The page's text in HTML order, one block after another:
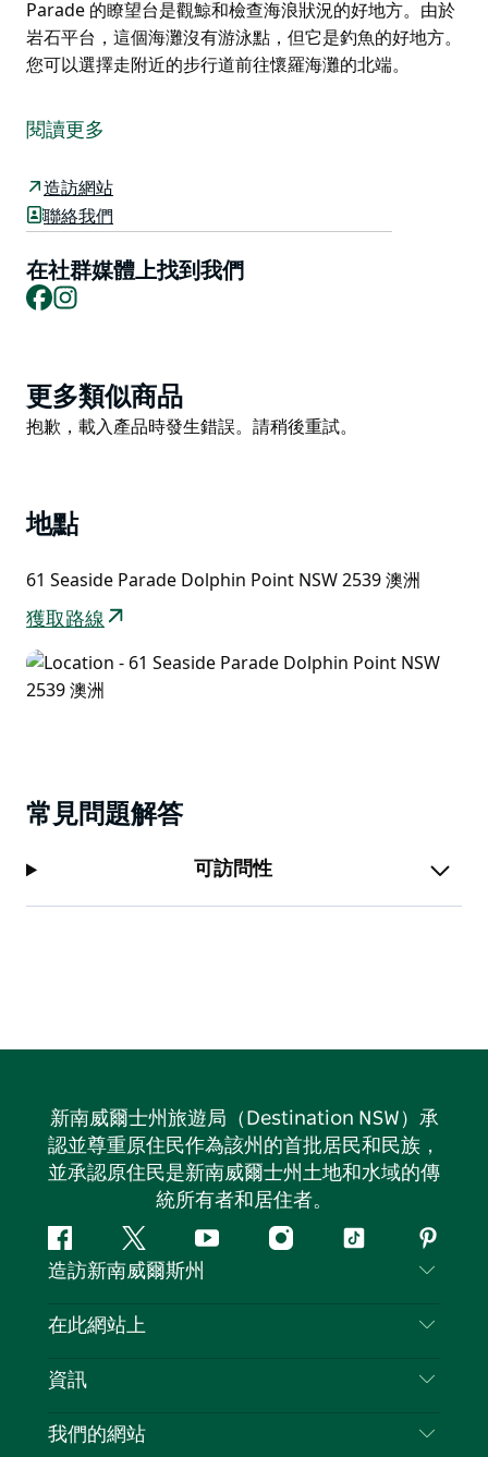
Parade 的瞭望台是觀鯨和檢查海浪狀況的好地方。由於
岩石平台，這個海灘沒有游泳點，但它是釣魚的好地方。
您可以選擇走附近的步行道前往懷羅海灘的北端。
Parade 的瞭望台是觀鯨和檢查海浪狀況的好地方。由於
岩石平台，這個海灘沒有游泳點，但它是釣魚的好地方。
您可以選擇走附近的步行道前往懷羅海灘的北端。
閱讀更多
造訪網站
聯絡我們
在社群媒體上找到我們
Facebook
Product
List
更多類似商品
Product
抱歉，載入產品時發生錯誤。請稍後重試。
地點
61 Seaside Parade Dolphin Point NSW 2539 澳洲
獲取路線
常見問題解答
可訪問性
新南威爾士州旅遊局（Destination NSW）承
認並尊重原住民作為該州的首批居民和民族，
並承認原住民是新南威爾士州土地和水域的傳
統所有者和居住者。
Facebook嘰
嘰
喳
Youtube Instagram
抖
造訪新南威爾斯州
聯絡我們
隱私
Cookie 通知
在此網站上
目的地
新南威爾斯州公路旅行
資訊
旅行資訊
我們的網站